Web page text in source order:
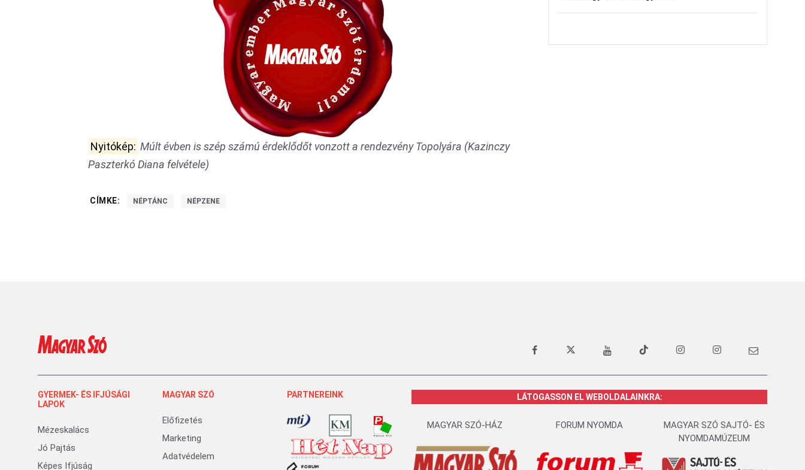
Nyitókép: Múlt évben is szép számú érdeklődőt vonzott a rendezvény Topolyára (Kazinczy
Paszterkó Diana felvétele)
CÍMKE: NÉPTÁNC NÉPZENE
GYERMEK- ÉS IFJÚSÁGI
LAPOK
Mézeskalács
Jó Pajtás
Képes Ifjúság
MAGYAR SZÓ
Előfizetés
Marketing
Adatvédelem
PARTNEREINK LÁTOGASSON EL WEBOLDALAINKRA:
MAGYAR SZÓ-HÁZ FORUM NYOMDA
MAGYAR SZÓ SAJTÓ- ÉS
NYOMDAMÚZEUM